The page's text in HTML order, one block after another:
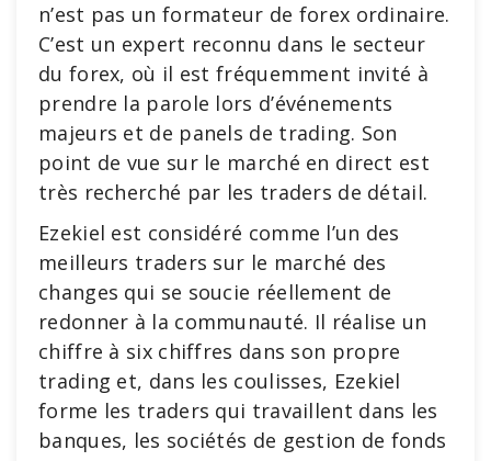
n’est pas un formateur de forex ordinaire.
C’est un expert reconnu dans le secteur
du forex, où il est fréquemment invité à
prendre la parole lors d’événements
majeurs et de panels de trading. Son
point de vue sur le marché en direct est
très recherché par les traders de détail.
Ezekiel est considéré comme l’un des
meilleurs traders sur le marché des
changes qui se soucie réellement de
redonner à la communauté. Il réalise un
chiffre à six chiffres dans son propre
trading et, dans les coulisses, Ezekiel
forme les traders qui travaillent dans les
banques, les sociétés de gestion de fonds